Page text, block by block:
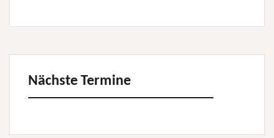
Nächste Termine